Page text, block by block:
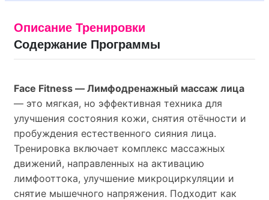
Описание Тренировки
Содержание Программы
Face Fitness — Лимфодренажный массаж лица
— это мягкая, но эффективная техника для
улучшения состояния кожи, снятия отёчности и
пробуждения естественного сияния лица.
Тренировка включает комплекс массажных
движений, направленных на активацию
лимфооттока, улучшение микроциркуляции и
снятие мышечного напряжения. Подходит как